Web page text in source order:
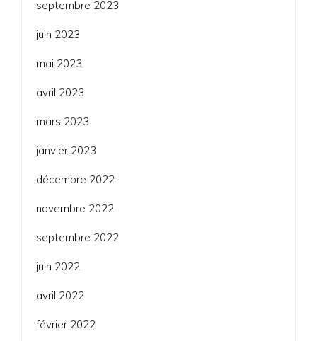
septembre 2023
juin 2023
mai 2023
avril 2023
mars 2023
janvier 2023
décembre 2022
novembre 2022
septembre 2022
juin 2022
avril 2022
février 2022